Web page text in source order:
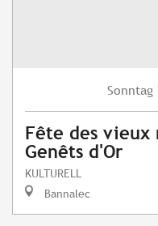
Sonntag
Fête des vieux
Genêts d'Or
KULTURELL
Bannalec